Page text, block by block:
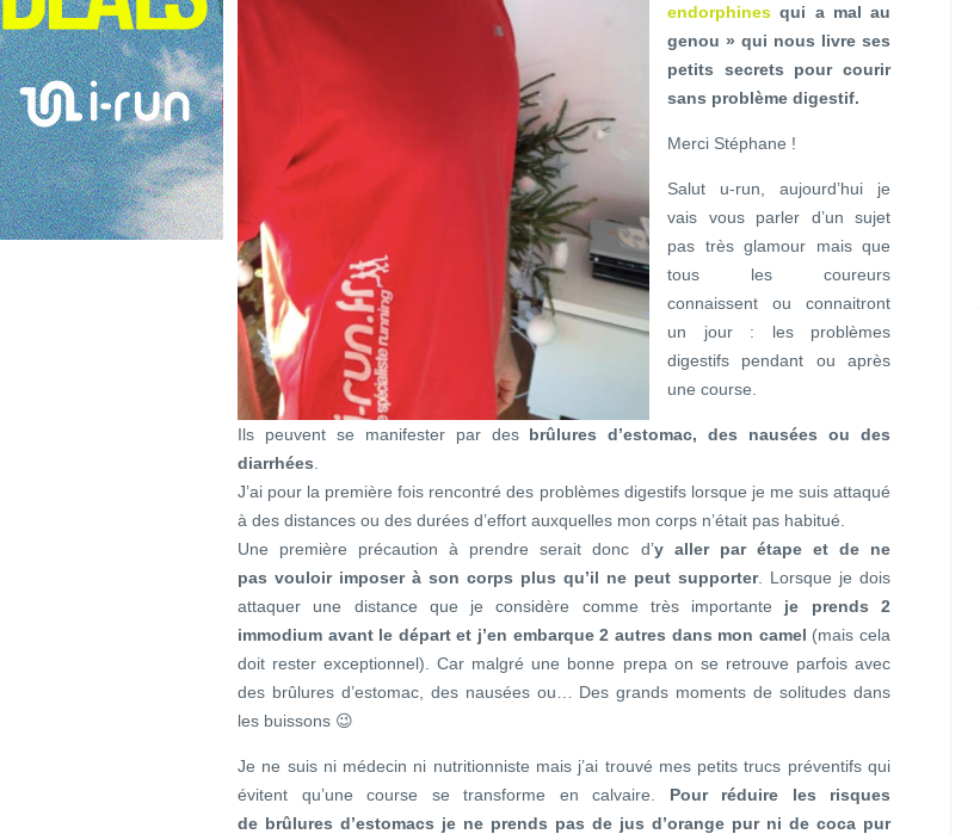
endorphines qui a mal au
genou » qui nous livre ses
petits secrets pour courir
sans problème digestif.
Merci Stéphane !
Salut u-run, aujourd’hui je
vais vous parler d’un sujet
pas très glamour mais que
tous les coureurs
connaissent ou connaitront
un jour : les problèmes
digestifs pendant ou après
une course.
Ils peuvent se manifester par des brûlures d’estomac, des nausées ou des
diarrhées
J’ai pour la première fois rencontré des problèmes digestifs lorsque je me suis attaqué
à des distances ou des durées d’effort auxquelles mon corps n’était pas habitué.
Une première précaution à prendre serait donc d’y aller par étape et de ne
pas vouloir imposer à son corps plus qu’il ne peut supporter. Lorsque je dois
attaquer une distance que je considère comme très importante je prends 2
immodium avant le départ et j’en embarque 2 autres dans mon camel (mais cela
doit rester exceptionnel). Car malgré une bonne prepa on se retrouve parfois avec
des brûlures d’estomac, des nausées ou… Des grands moments de solitudes dans
les buissons 😉
Je ne suis ni médecin ni nutritionniste mais j’ai trouvé mes petits trucs préventifs qui
évitent qu’une course se transforme en calvaire. Pour réduire les risques
de brûlures d’estomacs je ne prends pas de jus d’orange pur ni de coca pur